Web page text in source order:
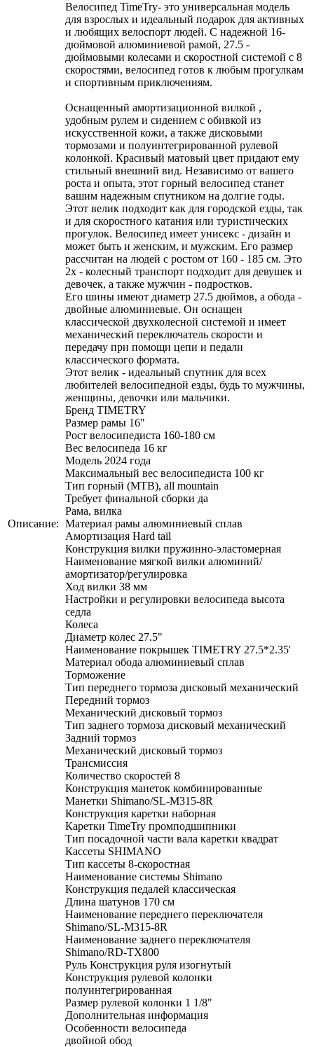
Описание:
Велосипед TimeTry- это универсальная модель
для взрослых и идеальный подарок для активных
и любящих велоспорт людей. С надежной 16-
дюймовой алюминиевой рамой, 27.5 -
дюймовыми колесами и скоростной системой с 8
скоростями, велосипед готов к любым прогулкам
и спортивным приключениям.
Оснащенный амортизационной вилкой ,
удобным рулем и сидением с обивкой из
искусственной кожи, а также дисковыми
тормозами и полуинтегрированной рулевой
колонкой. Красивый матовый цвет придают ему
стильный внешний вид. Независимо от вашего
роста и опыта, этот горный велосипед станет
вашим надежным спутником на долгие годы.
Этот велик подходит как для городской езды, так
и для скоростного катания или туристических
прогулок. Велосипед имеет унисекс - дизайн и
может быть и женским, и мужским. Его размер
рассчитан на людей с ростом от 160 - 185 см. Это
2х - колесный транспорт подходит для девушек и
девочек, а также мужчин - подростков.
Его шины имеют диаметр 27.5 дюймов, а обода -
двойные алюминиевые. Он оснащен
классической двухколесной системой и имеет
механический переключатель скорости и
передачу при помощи цепи и педали
классического формата.
Этот велик - идеальный спутник для всех
любителей велосипедной езды, будь то мужчины,
женщины, девочки или мальчики.
Бренд TIMETRY
Размер рамы 16"
Рост велосипедиста 160-180 см
Вес велосипеда 16 кг
Модель 2024 года
Максимальный вес велосипедиста 100 кг
Тип горный (MTB), all mountain
Требует финальной сборки да
Рама, вилка
Материал рамы алюминиевый сплав
Амортизация Hard tail
Конструкция вилки пружинно-эластомерная
Наименование мягкой вилки алюминий/
амортизатор/регулировка
Ход вилки 38 мм
Настройки и регулировки велосипеда высота
седла
Колеса
Диаметр колес 27.5"
Наименование покрышек TIMETRY 27.5*2.35'
Материал обода алюминиевый сплав
Торможение
Тип переднего тормоза дисковый механический
Передний тормоз
Механический дисковый тормоз
Тип заднего тормоза дисковый механический
Задний тормоз
Механический дисковый тормоз
Трансмиссия
Количество скоростей 8
Конструкция манеток комбинированные
Манетки Shimano/SL-M315-8R
Конструкция каретки наборная
Каретки TimeTry промподшипники
Тип посадочной части вала каретки квадрат
Кассеты SHIMANO
Тип кассеты 8-скоростная
Наименование системы Shimano
Конструкция педалей классическая
Длина шатунов 170 см
Наименование переднего переключателя
Shimano/SL-M315-8R
Наименование заднего переключателя
Shimano/RD-TX800
Руль Конструкция руля изогнутый
Конструкция рулевой колонки
полуинтегрированная
Размер рулевой колонки 1 1/8"
Дополнительная информация
Особенности велосипеда
двойной обод